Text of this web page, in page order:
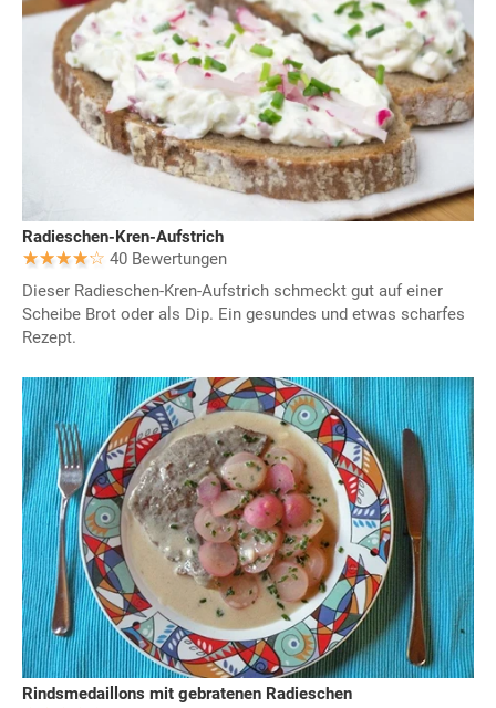
Radieschen-Kren-Aufstrich
40 Bewertungen
Dieser Radieschen-Kren-Aufstrich schmeckt gut auf einer
Scheibe Brot oder als Dip. Ein gesundes und etwas scharfes
Rezept.
Rindsmedaillons mit gebratenen Radieschen